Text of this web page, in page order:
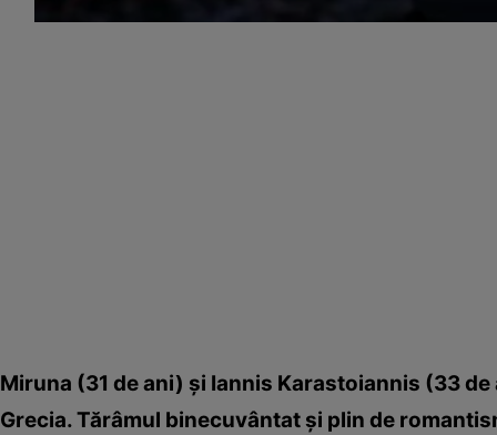
Miruna (31 de ani) şi Iannis Karastoiannis (33
Grecia. Tărâmul binecuvântat şi plin de